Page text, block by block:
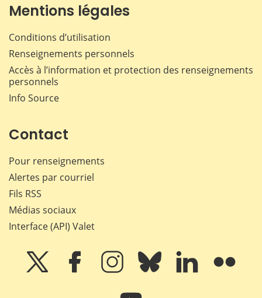
Mentions légales
Conditions d’utilisation
Renseignements personnels
Accès à l’information et protection des renseignements
personnels
Info Source
Contact
Pour renseignements
Alertes par courriel
Fils RSS
Médias sociaux
Interface (API) Valet